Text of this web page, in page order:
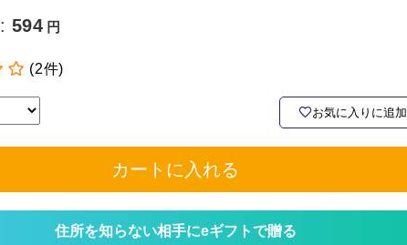
594
(2件)
お気に入りに追加
カートに入れる
住所を知らない相手にeギフトで贈る